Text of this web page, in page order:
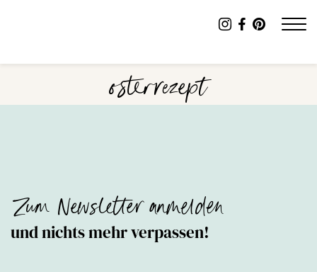
osterrezept
Zum Newsletter anmelden
und nichts mehr verpassen!